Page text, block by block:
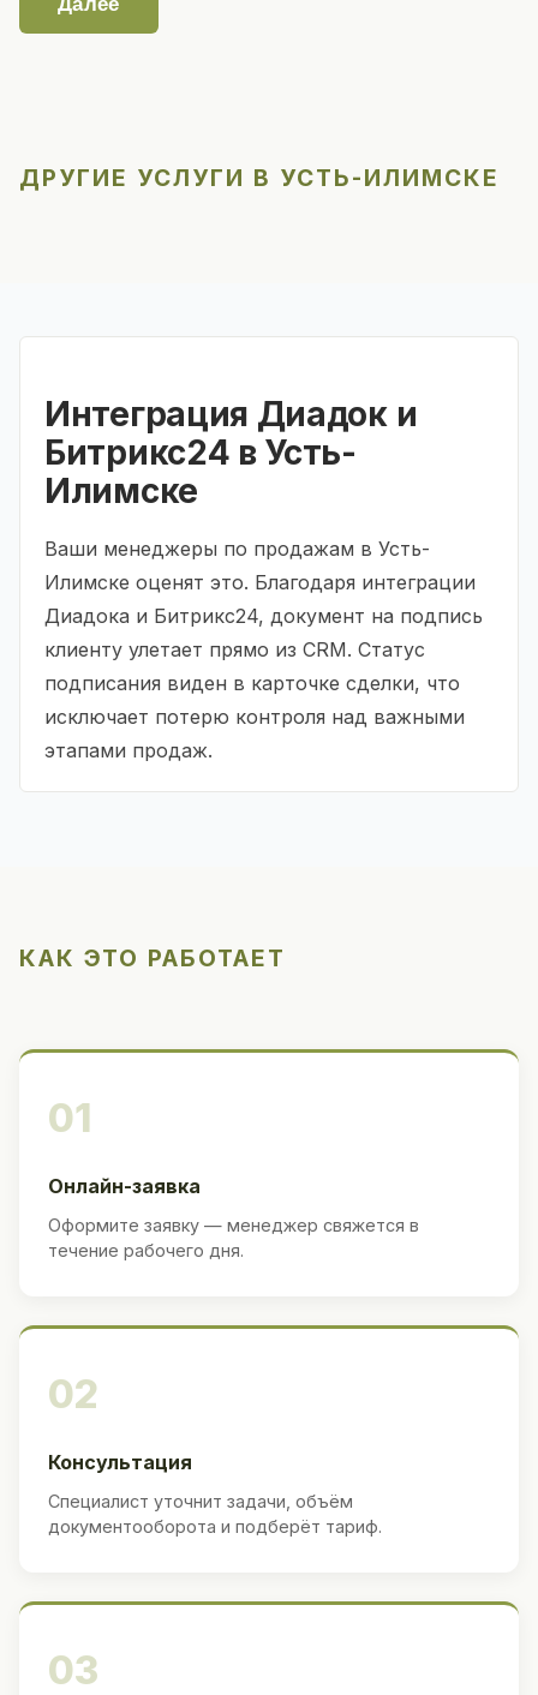
ДРУГИЕ УСЛУГИ В УСТЬ-ИЛИМСКЕ
Интеграция Диадок и
Битрикс24 в Усть-
Илимске
Ваши менеджеры по продажам в Усть-
Илимске оценят это. Благодаря интеграции
Диадока и Битрикс24, документ на подпись
клиенту улетает прямо из CRM. Статус
подписания виден в карточке сделки, что
исключает потерю контроля над важными
этапами продаж.
КАК ЭТО РАБОТАЕТ
01
Онлайн-заявка
Оформите заявку — менеджер свяжется в
течение рабочего дня.
02
Консультация
Специалист уточнит задачи, объём
документооборота и подберёт тариф.
03